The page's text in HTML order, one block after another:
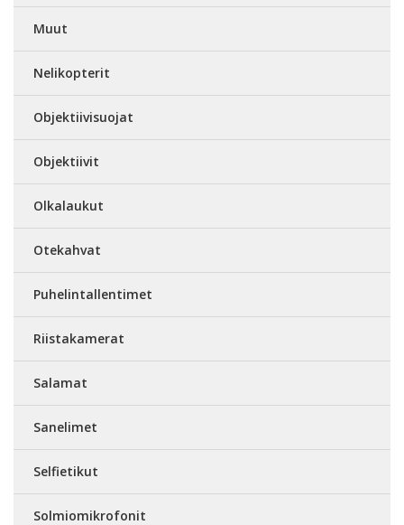
Muut
Nelikopterit
Objektiivisuojat
Objektiivit
Olkalaukut
Otekahvat
Puhelintallentimet
Riistakamerat
Salamat
Sanelimet
Selfietikut
Solmiomikrofonit